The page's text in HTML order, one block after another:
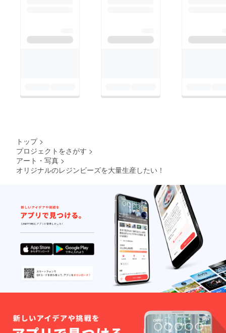
トップ >
プロジェクトをさがす >
アート・写真 >
オリジナルのレジンビーズを大量生産したい！